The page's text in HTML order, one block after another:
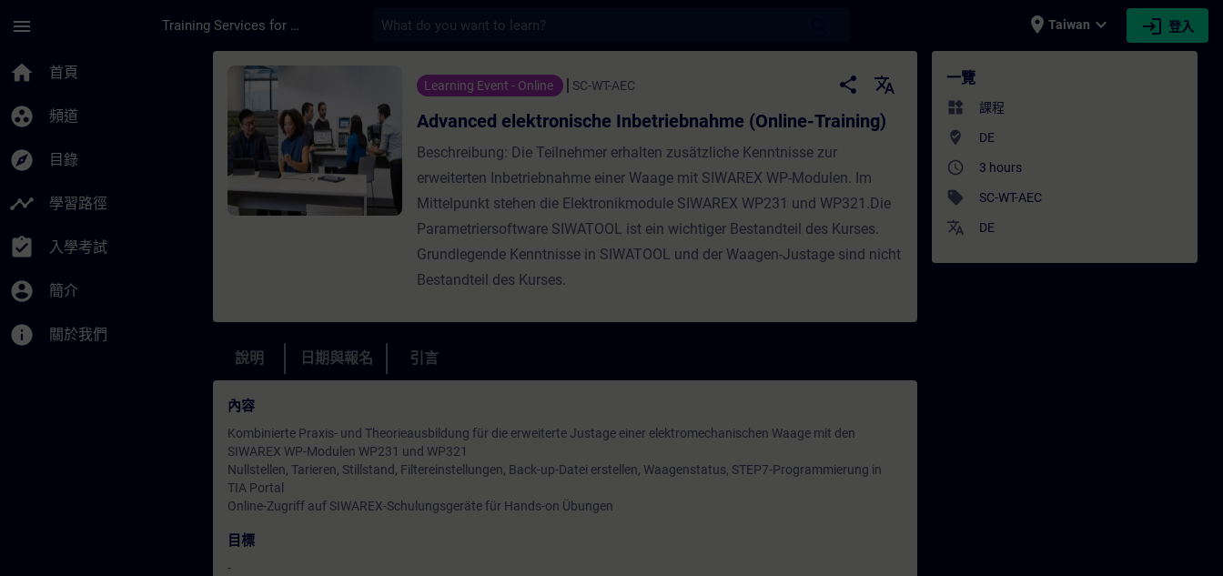
menu Training Services for Digital Industries place Taiwan expand_more login 登入
home 首頁
group_work 頻道
explore 目錄
timeline 學習路徑
assignment_turned_in 入學考試
account_circle 簡介
info 關於我們
課程 - Advanced elektronische Inbetriebnahme (Online-Training) - 培訓 - 培訓 - 專業發展 | SITRAIN
Learning Event - Online SC-WT-AEC share
translate
Advanced elektronische Inbetriebnahme (Online-Training)
Beschreibung: Die Teilnehmer erhalten zusätzliche Kenntnisse zur
erweiterten Inbetriebnahme einer Waage mit SIWAREX WP-Modulen. Im
Mittelpunkt stehen die Elektronikmodule SIWAREX WP231 und WP321.Die
Parametriersoftware SIWATOOL ist ein wichtiger Bestandteil des Kurses.
Grundlegende Kenntnisse in SIWATOOL und der Waagen-Justage sind nicht
Bestandteil des Kurses.
說明 日期與報名 引言
內容
Kombinierte Praxis- und Theorieausbildung für die erweiterte Justage einer elektromechanischen Waage mit den
SIWAREX WP-Modulen WP231 und WP321
Nullstellen, Tarieren, Stillstand, Filtereinstellungen, Back-up-Datei erstellen, Waagenstatus, STEP7-Programmierung in
TIA Portal
Online-Zugriff auf SIWAREX-Schulungsgeräte für Hands-on Übungen
目標
-
一覽
widgets 課程
where_to_vote DE
access_time 3 hours
sell SC-WT-AEC
translate DE